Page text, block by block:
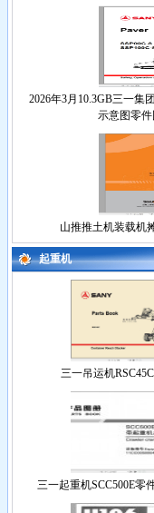
2026年3月10.3GB三一集
示意图零
山推推土机装载机
起重机
三一吊运机
三一起重机SCC500E零